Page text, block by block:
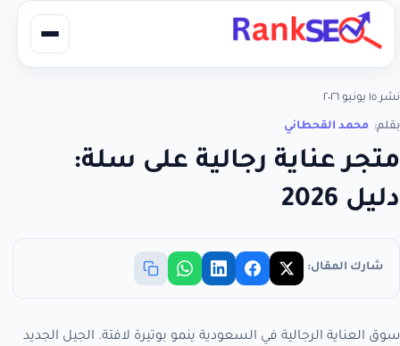
نشر ١٥ يونيو ٢٠٢٦
بقلم: محمد القحطاني
متجر عناية رجالية على سلة:
دليل 2026
شارك المقال:
سوق العناية الرجالية في السعودية ينمو بوتيرة لافتة. الجيل الجديد